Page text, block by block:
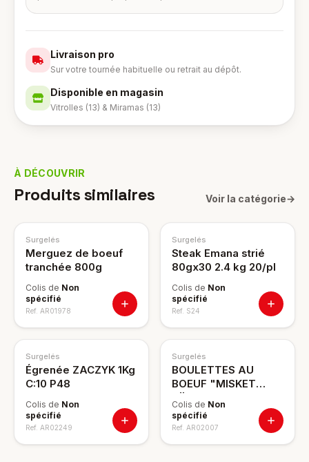
Livraison pro
Sur votre tournée habituelle ou retrait au dépôt.
Disponible en magasin
Vitrolles (13) & Miramas (13)
À DÉCOUVRIR
Produits similaires Voir la catégorie→
Surgelés
Merguez de boeuf
tranchée 800g
Colis de Non
spécifié
Ref. AR01978
Surgelés
Steak Emana strié
80gx30 2.4 kg 20/pl
Colis de Non
spécifié
Ref. S24
Surgelés
Égrenée ZACZYK 1Kg
C:10 P48
Colis de Non
spécifié
Ref. AR02249
Surgelés
BOULETTES AU
BOEUF "MISKET
KÖFTE" 800G
Colis de Non
spécifié
Ref. AR02007